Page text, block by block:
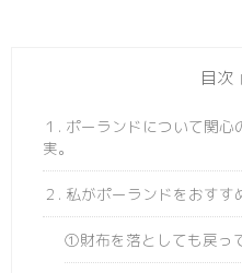
目次
１. ポーランドについて関
実。
２. 私がポーランドをおすす
①財布を落としても戻っ